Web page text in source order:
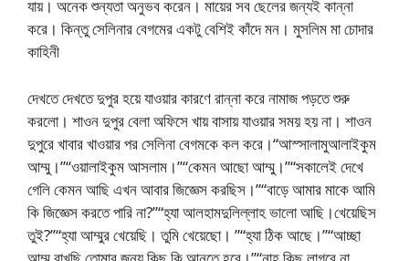
যায়। অনেক শুন্যতা অনুভব করেন। মায়ের সব ছেলের জন্যই কান্না
করে। কিন্তু সেলিনার বেগমের একটু বেশিই কাঁদে মন। মুসলিম মা চোদার
কাহিনী
দেখতে দেখতে দুপুর হয়ে যাওয়ার কারণে রান্না করে নামাজ পড়তে শুরু
করলো। শাওন দুপুর বেলা অফিসে খায় বাসায় যাওয়ার সময় হয় না। শাওন
দুপুরে খাবার খাওয়ার পর সেলিনা বেগমকে কল করে।“আস্সালামুআলাইকুম
আম্মু।”“ওয়ালাইকুম আসলাম।”“কেমন আছো আম্মু।”“সকালেই দেখে
গেলি কেমন আছি এখন আবার জিজ্ঞেস করছিস।”“বাড়ে আমার মাকে আমি
কি জিজ্ঞেস করতে পারি না?”“হ্যা আলহামদুলিল্লাহ ভালো আছি।খেয়েছিস
তুই?”“হ্যা আম্মুর খেয়েছি। তুমি খেয়েছো। ”“হ্যা ঠিক আছে।”“আচ্ছা